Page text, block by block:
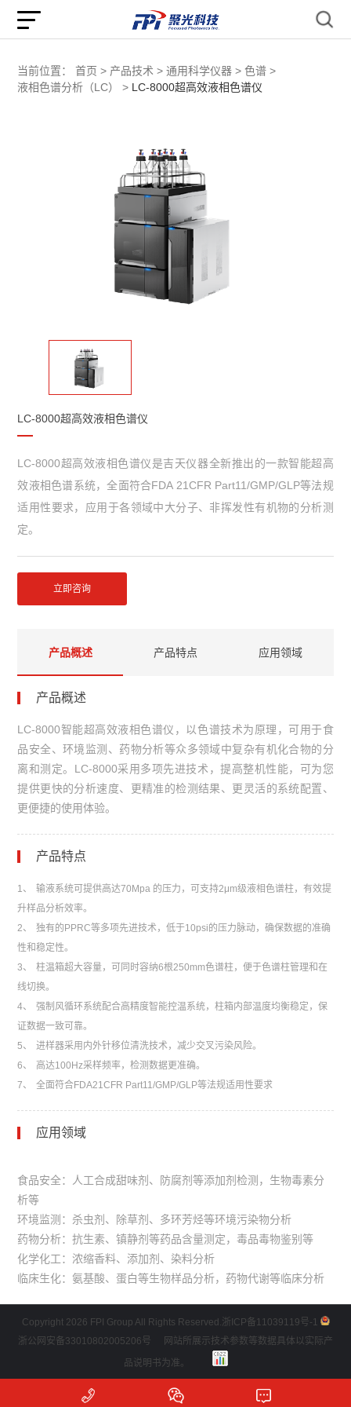
当前位置： 首页 > 产品技术 > 通用科学仪器 > 色谱 >
液相色谱分析（LC） > LC-8000超高效液相色谱仪
LC-8000超高效液相色谱仪
LC-8000超高效液相色谱仪是吉天仪器全新推出的一款智能超高
效液相色谱系统，全面符合FDA 21CFR Part11/GMP/GLP等法规
适用性要求，应用于各领域中大分子、非挥发性有机物的分析测
定。
立即咨询
产品概述 产品特点 应用领域
产品概述
LC-8000智能超高效液相色谱仪，以色谱技术为原理，可用于食
品安全、环境监测、药物分析等众多领域中复杂有机化合物的分
离和测定。LC-8000采用多项先进技术，提高整机性能，可为您
提供更快的分析速度、更精准的检测结果、更灵活的系统配置、
更便捷的使用体验。
产品特点
1、
输液系统可提供高达70Mpa 的压力，可支持2μm级液相色谱柱，有效提
升样品分析效率。
2、
独有的PPRC等多项先进技术，低于10psi的压力脉动，确保数据的准确
性和稳定性。
3、
柱温箱超大容量，可同时容纳6根250mm色谱柱，便于色谱柱管理和在
线切换。
4、
强制风循环系统配合高精度智能控温系统，柱箱内部温度均衡稳定，保
证数据一致可靠。
5、
进样器采用内外针移位清洗技术，减少交叉污染风险。
6、
高达100Hz采样频率，检测数据更准确。
7、
全面符合FDA21CFR Part11/GMP/GLP等法规适用性要求
应用领域
食品安全：人工合成甜味剂、防腐剂等添加剂检测，生物毒素分
析等
环境监测：杀虫剂、除草剂、多环芳烃等环境污染物分析
药物分析：抗生素、镇静剂等药品含量测定，毒品毒物鉴别等
化学化工：浓缩香料、添加剂、染料分析
临床生化：氨基酸、蛋白等生物样品分析，药物代谢等临床分析
Copyright 2026 FPI Group All Rights Reserved. 浙ICP备11039119号-1
浙公网安备33010802005206号
网站所展示技术参数等数据具体以实际产
品说明书为准。